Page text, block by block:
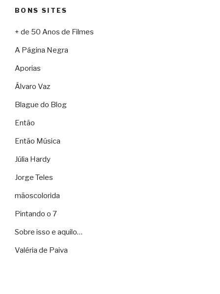
BONS SITES
+ de 50 Anos de Filmes
A Página Negra
Aporias
Álvaro Vaz
Blague do Blog
Então
Então Música
Júlia Hardy
Jorge Teles
mãoscolorida
Pintando o 7
Sobre isso e aquilo…
Valéria de Paiva